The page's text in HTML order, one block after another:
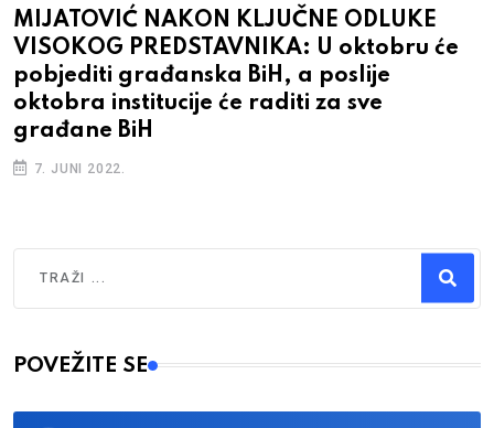
MIJATOVIĆ NAKON KLJUČNE ODLUKE
VISOKOG PREDSTAVNIKA: U oktobru će
pobjediti građanska BiH, a poslije
oktobra institucije će raditi za sve
građane BiH
7. JUNI 2022.
Type 2 or more characters for results.
POVEŽITE SE